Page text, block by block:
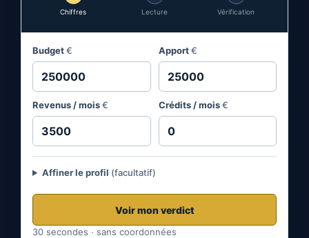
Chiffres Lecture Vérification
Budget€ Apport€
Revenus / mois€ Crédits / mois€
Affiner le profil (facultatif)
Voir mon verdict
30 secondes · sans coordonnées